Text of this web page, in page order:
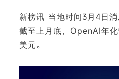
新榜讯 当地时间3月4日消
截至上月底，OpenAI年
美元。